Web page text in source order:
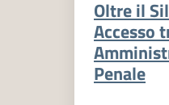
Oltre il
Accesso
Penale